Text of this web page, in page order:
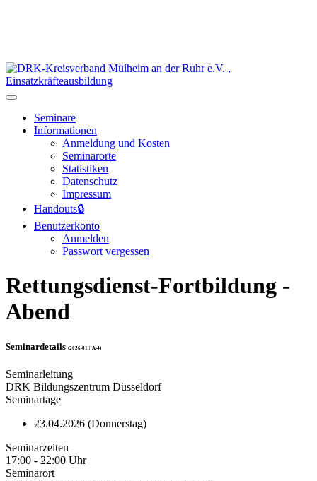
Seminare
Informationen
Anmeldung und Kosten
Seminarorte
Statistiken
Datenschutz
Impressum
Handouts🔒
Benutzerkonto
Anmelden
Passwort vergessen
Rettungsdienst-Fortbildung -
Abend
Seminardetails (2026-01 | A-4)
Seminarleitung
DRK Bildungszentrum Düsseldorf
Seminartage
23.04.2026 (Donnerstag)
Seminarzeiten
17:00 - 22:00 Uhr
Seminarort